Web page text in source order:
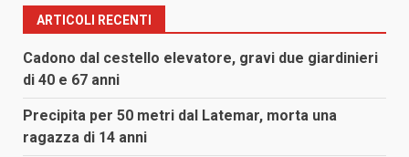
ARTICOLI RECENTI
Cadono dal cestello elevatore, gravi due giardinieri
di 40 e 67 anni
Precipita per 50 metri dal Latemar, morta una
ragazza di 14 anni